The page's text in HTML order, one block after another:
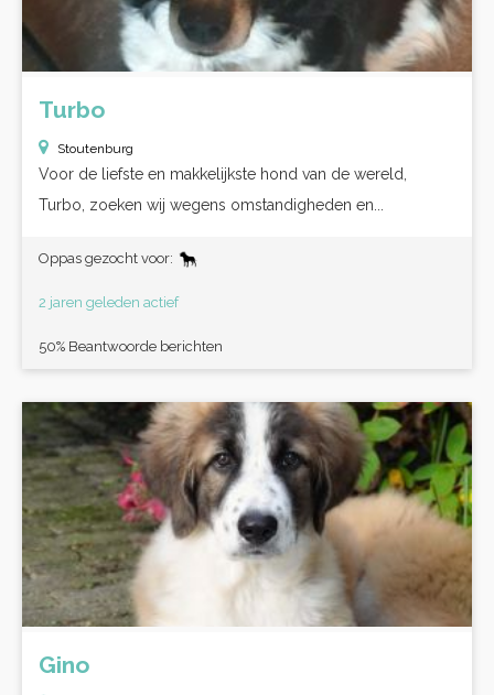
Turbo
Stoutenburg
Voor de liefste en makkelijkste hond van de wereld,
Turbo, zoeken wij wegens omstandigheden en...
Oppas gezocht voor:
2 jaren geleden actief
50% Beantwoorde berichten
Gino